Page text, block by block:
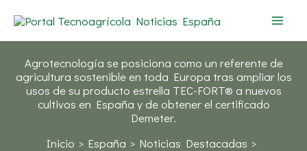
contenido
Agrotecnología se posiciona como un referente de
agricultura sostenible en toda Europa tras ampliar los
usos de su producto estrella TEC-FORT® a nuevos
cultivos en España y de obtener el certificado
Demeter.
Inicio
España
Noticias Destacadas